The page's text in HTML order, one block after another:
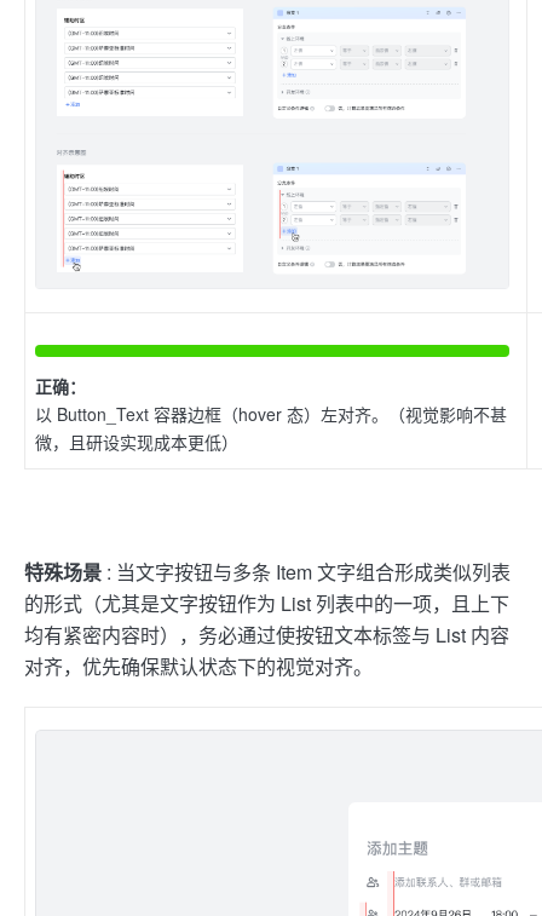
正确：
以 Button_Text 容器边框（hover 态）左对齐。（视觉影响不甚
微，且研设实现成本更低）
特殊场景 : 当文字按钮与多条 Item 文字组合形成类似列表
的形式（尤其是文字按钮作为 List 列表中的一项，且上下
均有紧密内容时），务必通过使按钮文本标签与 List 内容
对齐，优先确保默认状态下的视觉对齐。